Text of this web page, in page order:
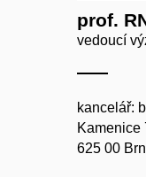
prof.
vedoucí
kancelář:
Kamenice
625 00